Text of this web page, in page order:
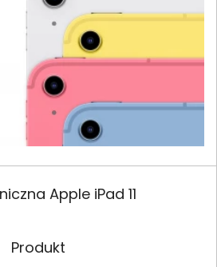
Apple iPad 11
Produkt